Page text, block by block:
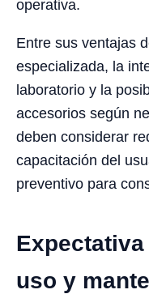
operativa.
Entre sus ventajas
especializada, la
laboratorio y la
accesorios según
deben considerar
capacitación del
preventivo para
uso y